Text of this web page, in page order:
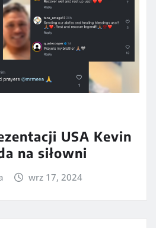
USA Kevin
na siłowni
wrz 17, 2024